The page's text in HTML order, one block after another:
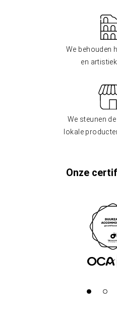
We behouden
en
We steunen
lokale
Onze